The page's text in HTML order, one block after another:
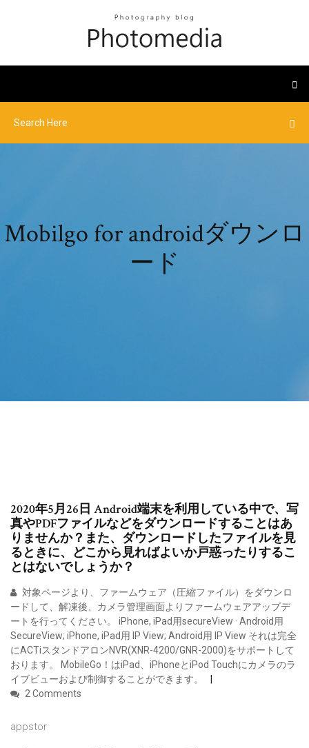
Mobilgo for androidダウンロ
ード
2020年5月26日 Android端末を利用している中で、写
真やPDFファイルなどをダウンロードすることはあ
りませんか？また、ダウンロードしたファイルを見
るときに、どこから見ればよいか戸惑ったりするこ
とはないでしょうか？
対象ページより、ファームウェア（圧縮ファイル）をダウンロ
ードして、解凍後、カメラ管理画面よりファームウェアアップデ
ートを行ってください。 iPhone, iPad用secureView · Android用
SecureView; iPhone, iPad用 IP View; Android用 IP View それは完全
にACTiスタンドアロンNVR(XNR-4200/GNR-2000)をサポートして
おります。 MobileGo！はiPad、iPhoneとiPod Touchにカメラのラ
イブビューおよび制御することができます。
2 Comments
appstor